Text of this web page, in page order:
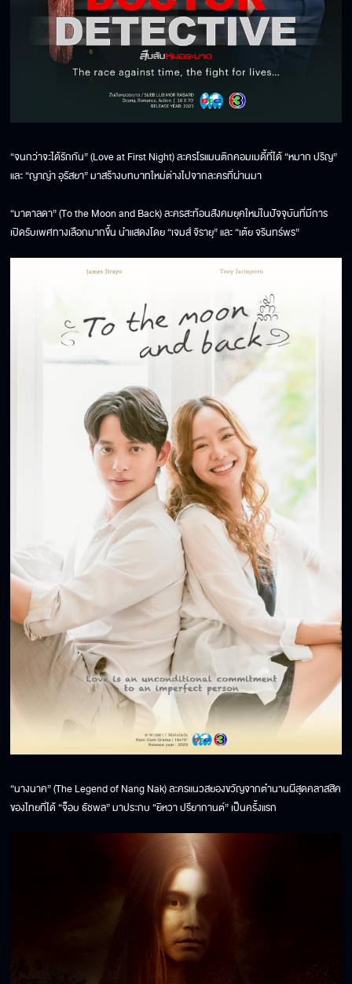
“จนกว่าจะได้รักกัน” (Love at First Night) ละครโรแมนติกคอมเมดี้ที่ได้ “หมาก ปริญ”
และ “ญาญ่า อุรัสยา” มาสร้างบทบาทใหม่ต่างไปจากละครที่ผ่านมา
“มาตาลดา” (To the Moon and Back) ละครสะท้อนสังคมยุคใหม่ในปัจจุบันที่มีการ
เปิดรับเพศทางเลือกมากขึ้น นำแสดงโดย “เจมส์ จิรายุ” และ “เต้ย จรินทร์พร”
“นางนาค” (The Legend of Nang Nak) ละครแนวสยองขวัญจากตำนานผีสุดคลาสสิค
ของไทยที่ได้ “จ็อบ ธัชพล” มาประกบ “ยิหวา ปรียากานต์” เป็นครั้งแรก